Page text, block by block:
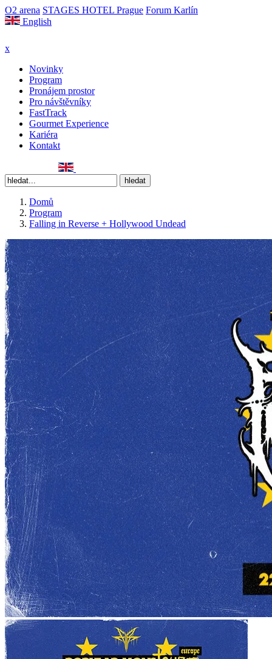
O2 arena STAGES HOTEL Prague Forum Karlín
English
x
Novinky
Program
Pronájem prostor
Pro návštěvníky
FastTrack
Gourmet Experience
Kariéra
Kontakt
Domů
Program
Falling in Reverse + Hollywood Undead